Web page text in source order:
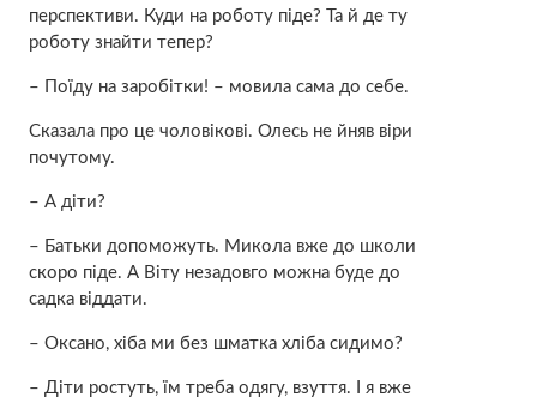
перспективи. Куди на роботу піде? Та й де ту
роботу знайти тепер?
– Поїду на заробітки! – мовила сама до себе.
Сказала про це чоловікові. Олесь не йняв віри
почутому.
– А діти?
– Батьки допоможуть. Микола вже до школи
скоро піде. А Віту незадовго можна буде до
садка віддати.
– Оксано, хіба ми без шматка хліба сидимо?
– Діти ростуть, їм треба одягу, взуття. І я вже